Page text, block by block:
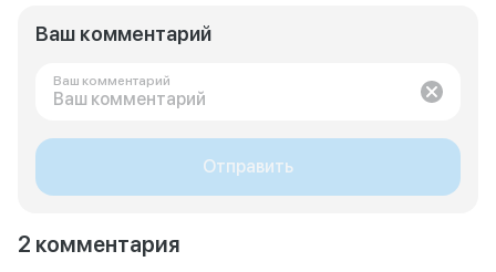
Ваш комментарий
Ваш комментарий
Отправить
2 комментария